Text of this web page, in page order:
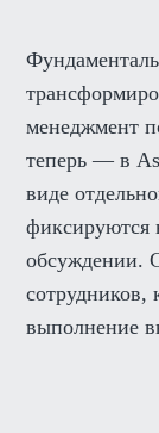
менеджмент
теперь — в
виде
фиксируются
обсуждении.
сотрудников,
выполнение